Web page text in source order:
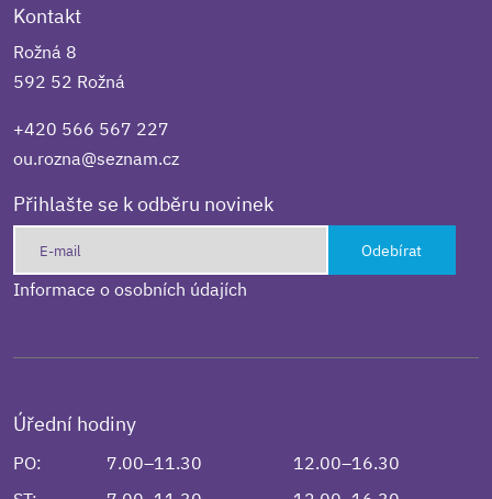
Kontakt
Rožná 8
592 52 Rožná
+420 566 567 227
ou.rozna@seznam.cz
Přihlašte se k odběru novinek
Odebírat
Informace o osobních údajích
Úřední hodiny
PO: 7.00–11.30
12.00–16.30